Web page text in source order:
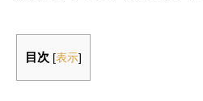
目次 [表示]